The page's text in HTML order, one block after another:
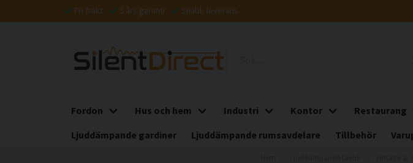
Fri frakt 5 års garanti Snabb leverans
Fordon Hus och hem Industri Kontor Restaurang
Ljuddämpande gardiner
Ljuddämpande rumsavdelare Tillbehör